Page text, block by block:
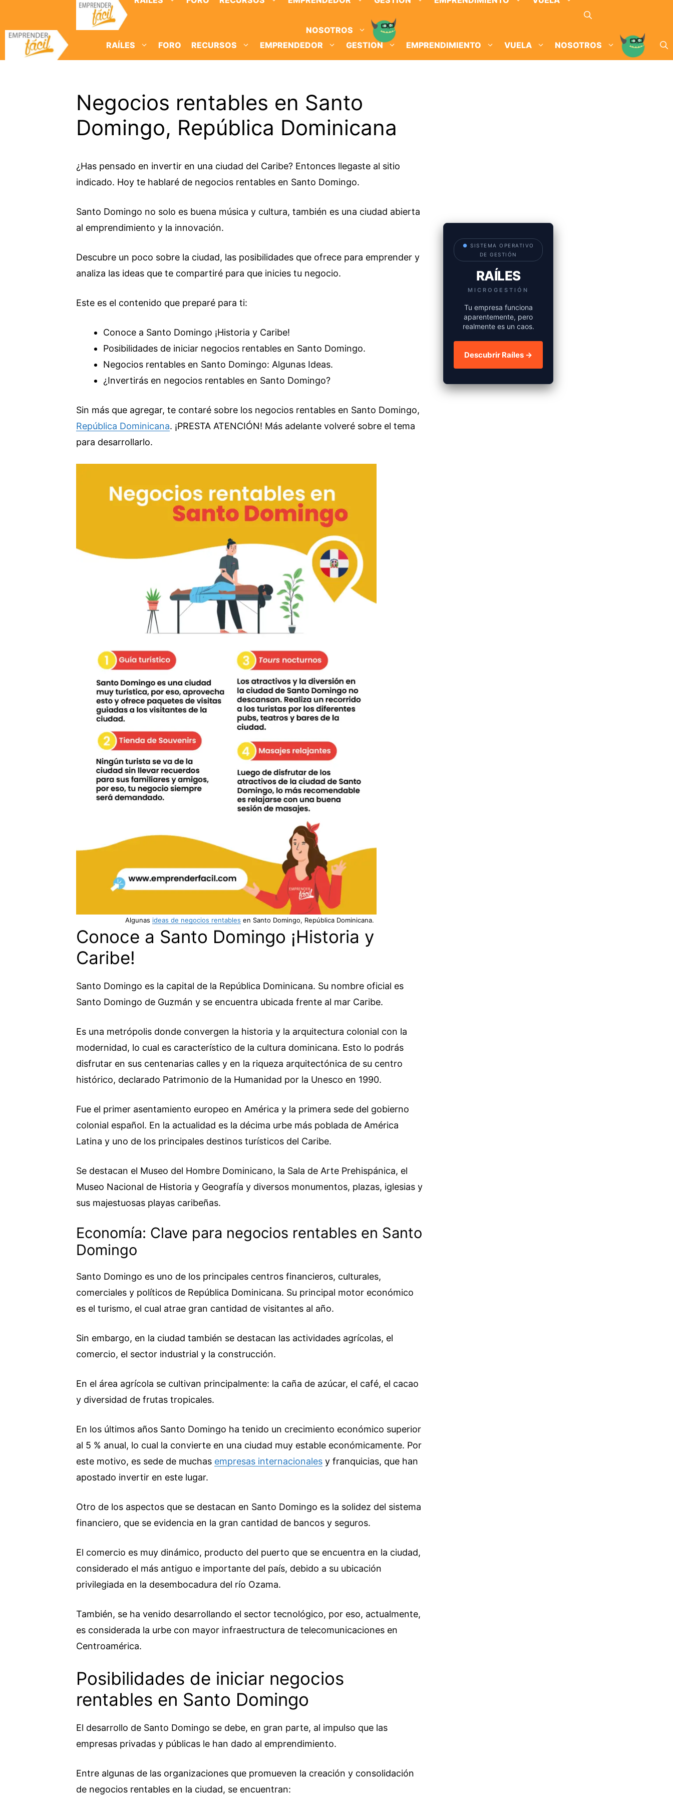
contenido
NOSOTROS
RAÍLES
FORO RECURSOS EMPRENDEDOR GESTION EMPRENDIMIENTO VUELA NOSOTROS
Negocios rentables en Santo
Domingo, República Dominicana
¿Has pensado en invertir en una ciudad del Caribe? Entonces llegaste al sitio
indicado. Hoy te hablaré de negocios rentables en Santo Domingo.
Santo Domingo no solo es buena música y cultura, también es una ciudad abierta
al emprendimiento y la innovación.
Descubre un poco sobre la ciudad, las posibilidades que ofrece para emprender y
analiza las ideas que te compartiré para que inicies tu negocio.
Este es el contenido que preparé para ti:
Conoce a Santo Domingo ¡Historia y Caribe!
Posibilidades de iniciar negocios rentables en Santo Domingo.
Negocios rentables en Santo Domingo: Algunas Ideas.
¿Invertirás en negocios rentables en Santo Domingo?
Sin más que agregar, te contaré sobre los negocios rentables en Santo Domingo,
República Dominicana. ¡PRESTA ATENCIÓN! Más adelante volveré sobre el tema
para desarrollarlo.
Algunas ideas de negocios rentables en Santo Domingo, República Dominicana.
Conoce a Santo Domingo ¡Historia y
Caribe!
Santo Domingo es la capital de la República Dominicana. Su nombre oficial es
Santo Domingo de Guzmán y se encuentra ubicada frente al mar Caribe.
Es una metrópolis donde convergen la historia y la arquitectura colonial con la
modernidad, lo cual es característico de la cultura dominicana. Esto lo podrás
disfrutar en sus centenarias calles y en la riqueza arquitectónica de su centro
histórico, declarado Patrimonio de la Humanidad por la Unesco en 1990.
Fue el primer asentamiento europeo en América y la primera sede del gobierno
colonial español. En la actualidad es la décima urbe más poblada de América
Latina y uno de los principales destinos turísticos del Caribe.
Se destacan el Museo del Hombre Dominicano, la Sala de Arte Prehispánica, el
Museo Nacional de Historia y Geografía y diversos monumentos, plazas, iglesias y
sus majestuosas playas caribeñas.
Economía: Clave para negocios rentables en Santo
Domingo
Santo Domingo es uno de los principales centros financieros, culturales,
comerciales y políticos de República Dominicana. Su principal motor económico
es el turismo, el cual atrae gran cantidad de visitantes al año.
Sin embargo, en la ciudad también se destacan las actividades agrícolas, el
comercio, el sector industrial y la construcción.
En el área agrícola se cultivan principalmente: la caña de azúcar, el café, el cacao
y diversidad de frutas tropicales.
En los últimos años Santo Domingo ha tenido un crecimiento económico superior
al 5 % anual, lo cual la convierte en una ciudad muy estable económicamente. Por
este motivo, es sede de muchas empresas internacionales y franquicias, que han
apostado invertir en este lugar.
Otro de los aspectos que se destacan en Santo Domingo es la solidez del sistema
financiero, que se evidencia en la gran cantidad de bancos y seguros.
El comercio es muy dinámico, producto del puerto que se encuentra en la ciudad,
considerado el más antiguo e importante del país, debido a su ubicación
privilegiada en la desembocadura del río Ozama.
También, se ha venido desarrollando el sector tecnológico, por eso, actualmente,
es considerada la urbe con mayor infraestructura de telecomunicaciones en
Centroamérica.
Posibilidades de iniciar negocios
rentables en Santo Domingo
El desarrollo de Santo Domingo se debe, en gran parte, al impulso que las
empresas privadas y públicas le han dado al emprendimiento.
Entre algunas de las organizaciones que promueven la creación y consolidación
de negocios rentables en la ciudad, se encuentran:
● SISTEMA OPERATIVO
DE GESTIÓN
RAÍLES
MICROGESTIÓN
Tu empresa funciona
aparentemente, pero
realmente es un caos.
Descubrir Raíles →